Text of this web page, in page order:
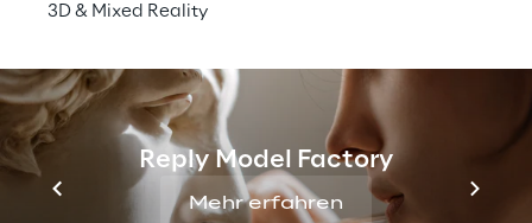
3D & Mixed Reality
Reply Model Factory
Mehr erfahren
zugreifen und anstehende Aufgaben im Blick
deutlich effizienter planen. Die Techniker im
Feld können sich über das System an den
Einsatzort in den oft komplexen Anlagen
navigieren lassen und profitieren vom
direkten Zugriff auf relevante Daten für ihre